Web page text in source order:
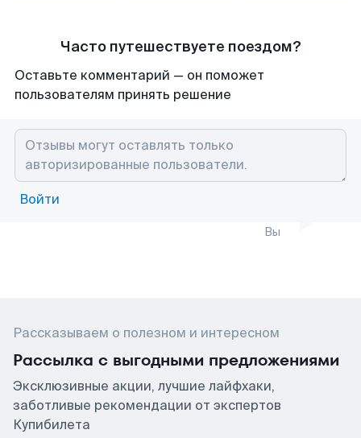
Часто путешествуете поездом?
Оставьте комментарий — он поможет
пользователям принять решение
Войти
Вы
Рассказываем о полезном и интересном
Рассылка с выгодными предложениями
Эксклюзивные акции, лучшие лайфхаки,
заботливые рекомендации от экспертов
Купибилета